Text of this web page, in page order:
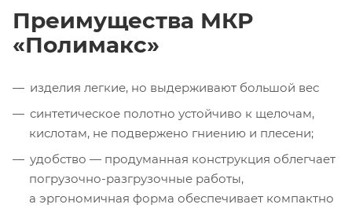
Преимущества МКР
«Полимакс»
изделия легкие, но выдерживают большой вес
синтетическое полотно устойчиво к щелочам,
кислотам, не подвержено гниению и плесени;
удобство — продуманная конструкция облегчает
погрузочно-разгрузочные работы,
а эргономичная форма обеспечивает компактно